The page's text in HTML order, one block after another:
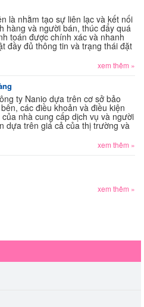
là nhằm tạo sự liên lạc và kết nối
hàng và người bán, thúc đẩy quá
toán được chính xác và nhanh
đầy đủ thông tin và trạng thái đặt
xem thêm »
ty Nanio dựa trên cơ sở bảo
các điều khoản và điều kiện
nhà cung cấp dịch vụ và người
dựa trên giá cả của thị trường và
xem thêm »
xem thêm »